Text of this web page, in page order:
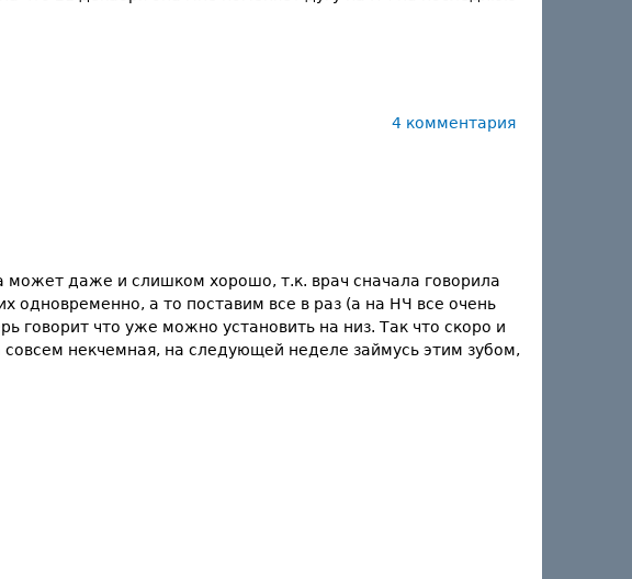
4 комментария
может даже и слишком хорошо, т.к. врач сначала говорила
одновременно, а то поставим все в раз (а на НЧ все очень
говорит что уже можно установить на низ. Так что скоро и
некчемная, на следующей неделе займусь этим зубом,